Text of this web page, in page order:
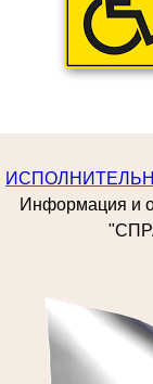
Информация и